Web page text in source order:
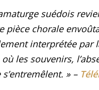
suédois
pièce chorale
interprétée par
les souvenirs,
» –